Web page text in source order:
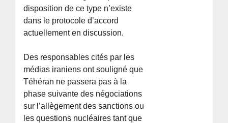
disposition de ce type n’existe
dans le protocole d’accord
actuellement en discussion.
Des responsables cités par les
médias iraniens ont souligné que
Téhéran ne passera pas à la
phase suivante des négociations
sur l’allègement des sanctions ou
les questions nucléaires tant que